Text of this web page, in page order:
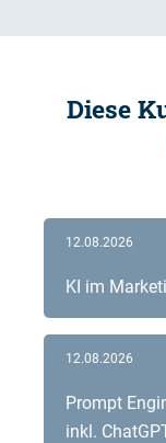
Diese
KI im
12.08.2026
Prompt
inkl.
12.08.2026